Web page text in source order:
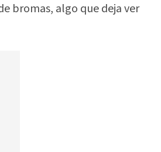
bromas, algo que deja ver